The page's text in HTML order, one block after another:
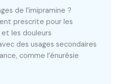
de l’imipramine ?
prescrite pour les
les douleurs
des usages secondaires
comme l’énurésie